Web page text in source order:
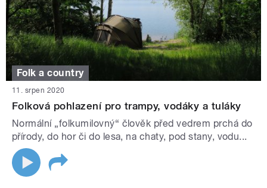
Folk a country
11. srpen 2020
Folková pohlazení pro trampy, vodáky a tuláky
Normální „folkumilovný“ člověk před vedrem prchá do
přírody, do hor či do lesa, na chaty, pod stany, vodu...